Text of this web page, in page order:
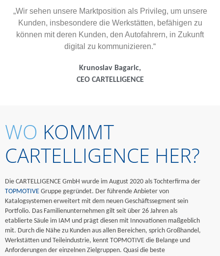
„Wir sehen unsere Marktposition als Privileg, um unsere
Kunden, insbesondere die Werkstätten, befähigen zu
können mit deren Kunden, den Autofahrern, in Zukunft
digital zu kommunizieren.“
Krunoslav Bagaric,
CEO CARTELLIGENCE
WO KOMMT
CARTELLIGENCE HER?
Die CARTELLIGENCE GmbH wurde im August 2020 als Tochterfirma der
TOPMOTIVE Gruppe gegründet. Der führende Anbieter von
Katalogsystemen erweitert mit dem neuen Geschäftssegment sein
Portfolio. Das Familienunternehmen gilt seit über 26 Jahren als
etablierte Säule im IAM und prägt diesen mit Innovationen maßgeblich
mit. Durch die Nähe zu Kunden aus allen Bereichen, sprich Großhandel,
Werkstätten und Teileindustrie, kennt TOPMOTIVE die Belange und
Anforderungen der einzelnen Zielgruppen. Quasi die beste